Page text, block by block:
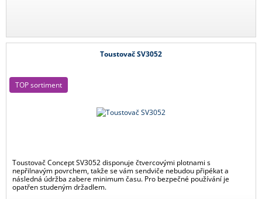
Toustovač SV3052
Toustovač Concept SV3052 disponuje čtvercovými plotnami s
nepřilnavým povrchem, takže se vám sendviče nebudou připékat a
následná údržba zabere minimum času. Pro bezpečné používání je
opatřen studeným držadlem.
TOP sortiment